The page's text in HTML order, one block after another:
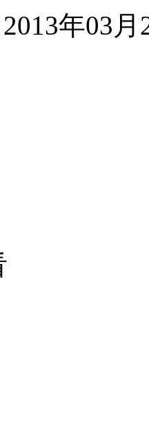
年03月